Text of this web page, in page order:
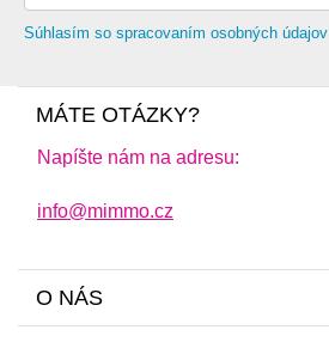
Súhlasím so spracovaním osobných údajov
MÁTE OTÁZKY?
Napíšte nám na adresu:
info@mimmo.cz
O NÁS